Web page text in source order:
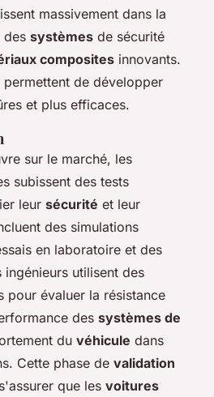
massivement dans la
des systèmes de sécurité
composites innovants.
permettent de développer
et plus efficaces.
sur le marché, les
subissent des tests
leur sécurité et leur
des simulations
en laboratoire et des
ingénieurs utilisent des
pour évaluer la résistance
des systèmes de
du véhicule dans
Cette phase de validation
que les voitures